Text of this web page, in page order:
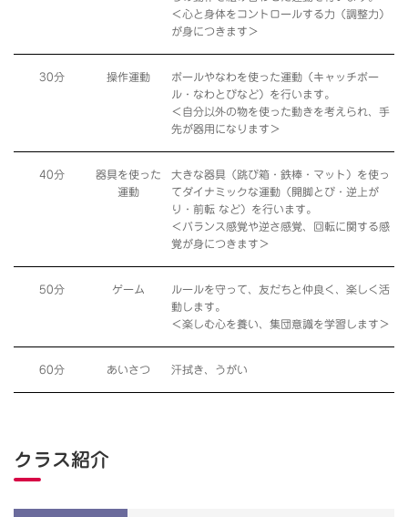
＜心と身体をコントロールする力（調整力）
が身につきます＞
30分 操作運動
ボールやなわを使った運動（キャッチボー
ル・なわとびなど）を行います。
＜自分以外の物を使った動きを考えられ、手
先が器用になります＞
40分
器具を使った
運動
大きな器具（跳び箱・鉄棒・マット）を使っ
てダイナミックな運動（開脚とび・逆上が
り・前転 など）を行います。
＜バランス感覚や逆さ感覚、回転に関する感
覚が身につきます＞
50分 ゲーム
ルールを守って、友だちと仲良く、楽しく活
動します。
＜楽しむ心を養い、集団意識を学習します＞
60分 あいさつ 汗拭き、うがい
クラス紹介